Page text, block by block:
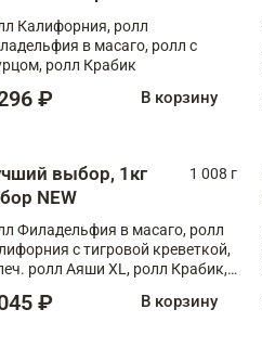
Калифорния, ролл
в масаго, ролл с
ролл Крабик
₽ В корзину
выбор, 1кг
NEW
1 008 г
Филадельфия в масаго, ролл
с тигровой креветкой,
ролл Аяши XL, ролл Крабик,
₽ В корзину